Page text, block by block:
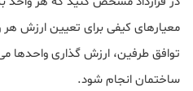
معیارهای کیفی برای تعیین ارزش
توافق طرفین، ارزش گذاری واحدها
ساختمان انجام شود.